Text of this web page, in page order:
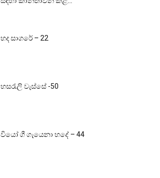
හද සාගරේ – 22
හසරැලි වැස්සේ -50
වියෝ ගී ගැයෙනා හදේ – 44